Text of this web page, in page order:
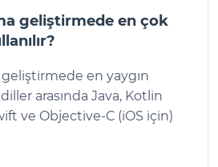
geliştirmede en çok
en yaygın
arasında Java, Kotlin
ve Objective-C (iOS için)